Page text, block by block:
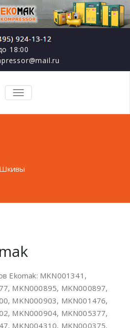
18:00
TOGGLE
Шкивы
Ekomak: MKN001341,
MKN000895, MKN000897,
MKN000903, MKN001476,
MKN000904, MKN005377,
MKN004310, MKN000375,